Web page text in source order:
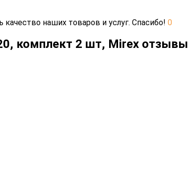
наших товаров и услуг. Спасибо! 0
комплект 2 шт, Mirex отзывы